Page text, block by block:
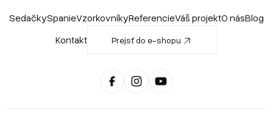
SedačkySpanieVzorkovníkyReferencieVáš projektO násBlog
Kontakt
Prejsť do e-shopu